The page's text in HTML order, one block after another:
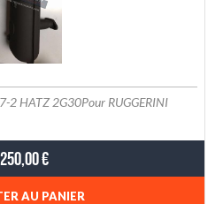
2 HATZ 2G30Pour RUGGERINI
250,00 €
AU PANIER